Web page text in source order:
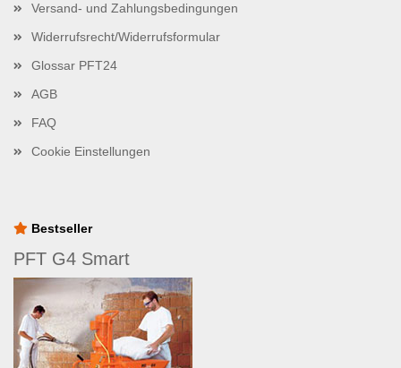
Versand- und Zahlungsbedingungen
Widerrufsrecht/Widerrufsformular
Glossar PFT24
AGB
FAQ
Cookie Einstellungen
Bestseller
PFT G4 Smart